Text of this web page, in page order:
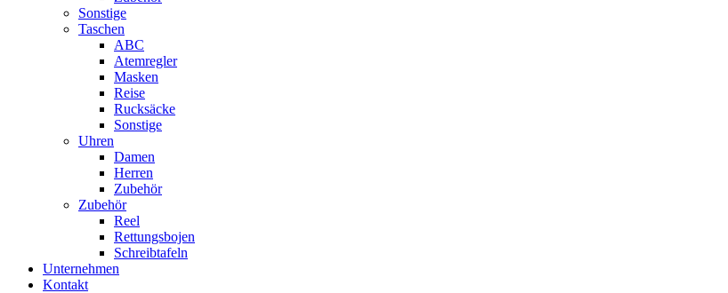
Sonstige
Taschen
ABC
Atemregler
Masken
Reise
Rucksäcke
Sonstige
Uhren
Damen
Herren
Zubehör
Zubehör
Reel
Rettungsbojen
Schreibtafeln
Unternehmen
Kontakt